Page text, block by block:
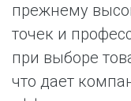
прежнему
точек и
при выборе
что дает